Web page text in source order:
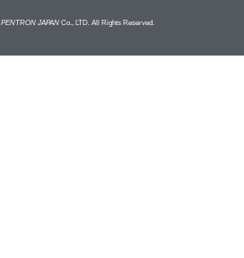
PENTRON JAPAN Co., LTD. All Rights Reserved.